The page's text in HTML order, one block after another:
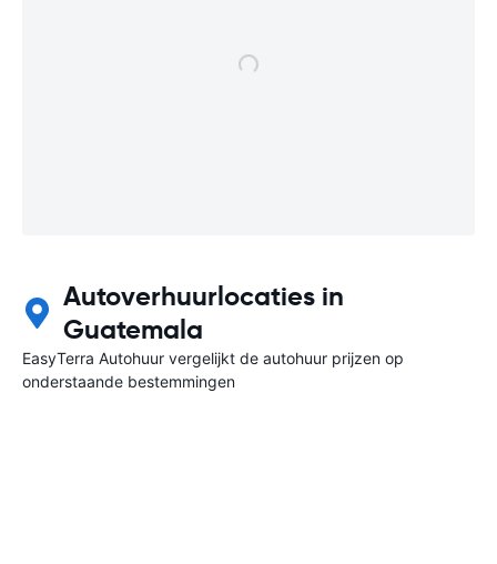
Autoverhuurlocaties in
Guatemala
EasyTerra Autohuur vergelijkt de autohuur prijzen op
onderstaande bestemmingen